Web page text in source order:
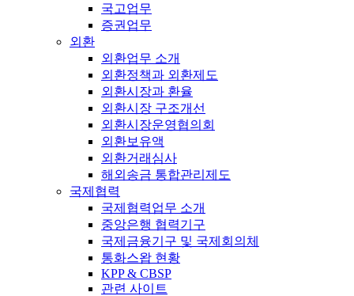
국고업무
증권업무
외환
외환업무 소개
외환정책과 외환제도
외환시장과 환율
외환시장 구조개선
외환시장운영협의회
외환보유액
외환거래심사
해외송금 통합관리제도
국제협력
국제협력업무 소개
중앙은행 협력기구
국제금융기구 및 국제회의체
통화스왑 현황
KPP & CBSP
관련 사이트